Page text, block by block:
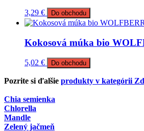
3,29 € Do obchodu
Kokosová múka bio
5,02 € Do obchodu
Pozrite si ďalšie produkty v kategórii
Chia semienka
Chlorella
Mandle
Zelený jačmeň